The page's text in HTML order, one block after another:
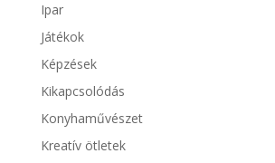
Ipar
Játékok
Képzések
Kikapcsolódás
Konyhaművészet
Kreatív ötletek